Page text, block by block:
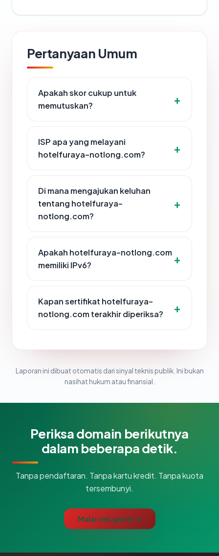
Pertanyaan Umum
Apakah skor cukup untuk
memutuskan?
ISP apa yang melayani
hotelfuraya-notlong.com?
Di mana mengajukan keluhan
tentang hotelfuraya-
notlong.com?
Apakah hotelfuraya-notlong.com
memiliki IPv6?
Kapan sertifikat hotelfuraya-
notlong.com terakhir diperiksa?
Laporan ini dibuat otomatis dari sinyal teknis publik. Ini bukan
nasihat hukum atau finansial.
Periksa domain berikutnya
dalam beberapa detik.
Tanpa pendaftaran. Tanpa kartu kredit. Tanpa kuota
tersembunyi.
Mulai cek gratis →